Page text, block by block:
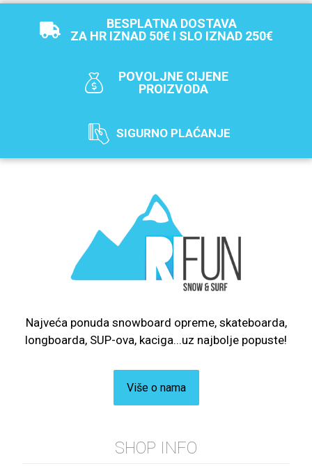
BESPLATNA DOSTAVA
ZA HR IZNAD 50€ I SLO IZNAD 250€
POVOLJNE CIJENE
PROIZVODA
SIGURNO PLAĆANJE
Najveća ponuda snowboard opreme, skateboarda,
longboarda, SUP-ova, kaciga...uz najbolje popuste!
Više o nama
SHOP INFO